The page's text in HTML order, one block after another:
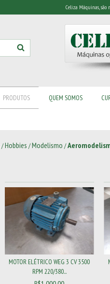
Celiza Máquinas, são
PRODUTOS QUEM SOMOS
/Hobbies /Modelismo /
MOTOR ELÉTRICO WEG 3 CV 3500
RPM 220/380...